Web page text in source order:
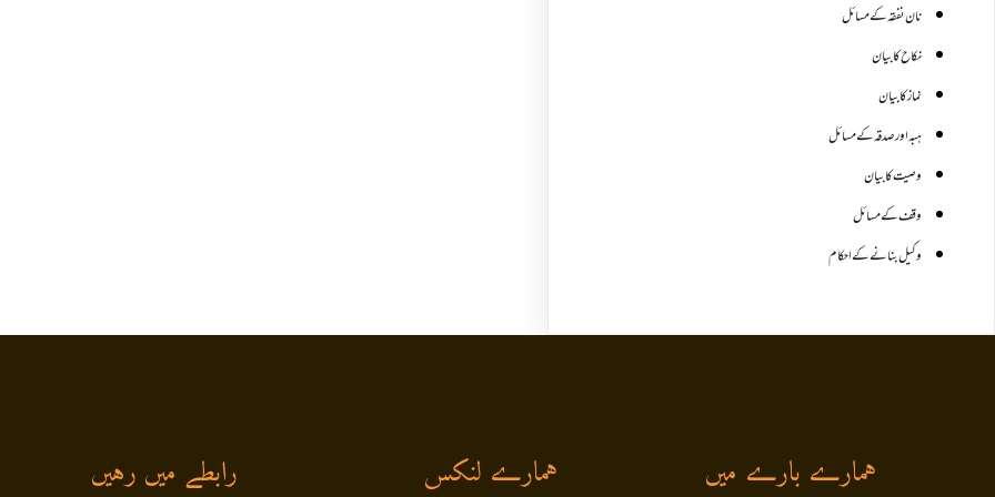
نان نفقہ کے مسائل
نکاح کا بیان
نماز کا بیان
ہبہ اور صدقہ کے مسائل
وصیت کا بیان
وقف کے مسائل
وکیل بنانے کے احکام
ہمارے بارے میں ہمارے لنکس رابطے میں رہیں